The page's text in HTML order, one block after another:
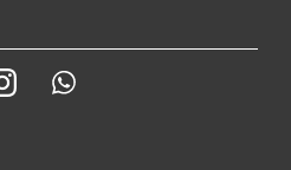
Instagram